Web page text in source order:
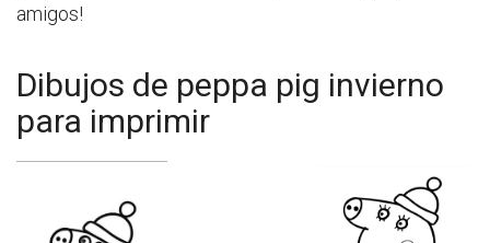
amigos!
Dibujos de peppa pig invierno
para imprimir